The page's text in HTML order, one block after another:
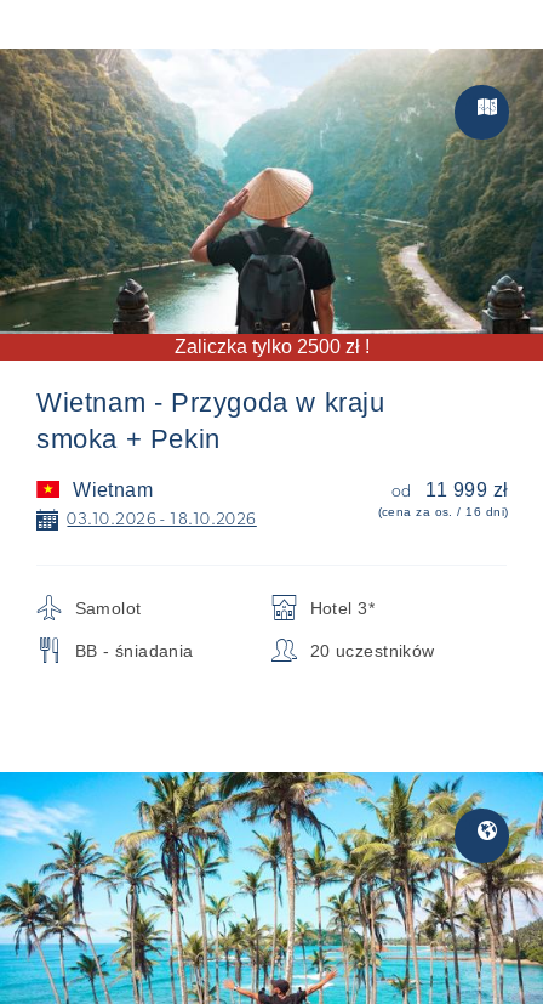
Zaliczka tylko 2500 zł !

Wietnam - Przygoda w kraju
smoka + Pekin
Wietnam
📅 03.10.2026 - 18.10.2026
od 11 999 zł
(cena za os. / 16 dni)
✈ Samolot 🏨 Hotel 3*
🍴 BB - śniadania 👥 20 uczestników
Egzotyka
🌎